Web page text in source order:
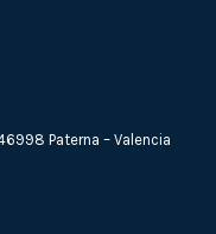
Paterna – Valencia